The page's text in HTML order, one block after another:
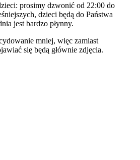
prosimy dzwonić od 22:00 do
dzieci będą do Państwa
jest bardzo płynny.
mniej, więc zamiast
się będą głównie zdjęcia.